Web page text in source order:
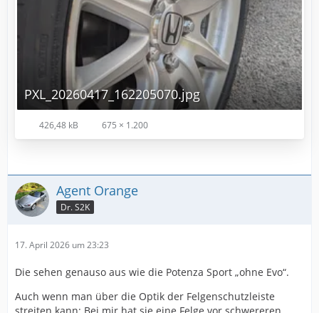
PXL_20260417_162205070.jpg
426,48 kB 675 × 1.200
Agent Orange
Dr. S2K
17. April 2026 um 23:23
Die sehen genauso aus wie die Potenza Sport „ohne Evo“.
Auch wenn man über die Optik der Felgenschutzleiste